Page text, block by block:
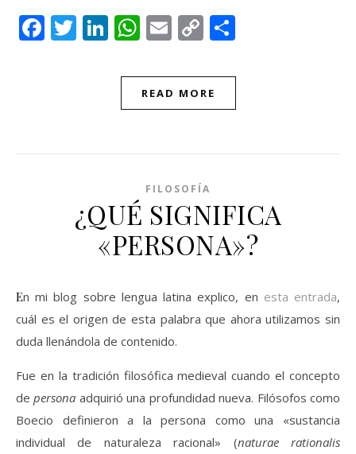
Facebook
Twitter
LinkedIn
WhatsApp
Email
Copy
READ MORE
FILOSOFÍA
¿QUÉ SIGNIFICA
«PERSONA»?
En mi blog sobre lengua latina explico, en esta entrada,
cuál es el origen de esta palabra que ahora utilizamos sin
duda llenándola de contenido.
Fue en la tradición filosófica medieval cuando el concepto
depersona adquirió una profundidad nueva. Filósofos como
Boecio definieron a la persona como una «sustancia
individual de naturaleza racional» (naturae rationalis